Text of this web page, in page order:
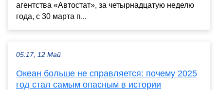
агентства «Автостат», за четырнадцатую неделю
года, с 30 марта п...
05:17, 12 Май
Океан больше не справляется: почему 2025
год стал самым опасным в истории